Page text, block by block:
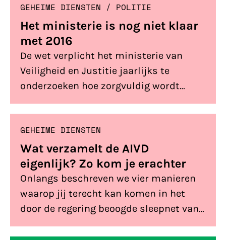
jaren succesvol te besturen. Bits of
Freedom, Internet Society Nederland,
Kennisland, Netwerk Democratie, Open
State Foundation en Waag Society
geven daarom in de volgende brief vijf
adviezen aan het nieuwe kabinet om de
GEHEIME DIENSTEN / POLITIE
Het ministerie is nog niet klaar
met 2016
De wet verplicht het ministerie van
Veiligheid en Justitie jaarlijks te
onderzoeken hoe zorgvuldig wordt
omgesprongen met de landelijke
database waarin de gegevens van alle
telefoon- en internet­gebruikers zijn
opgeslagen. Die audits laten altijd zien
dat er wel wat schort.
GEHEIME DIENSTEN
Wat verzamelt de AIVD
eigenlijk? Zo kom je erachter
Onlangs beschreven we vier manieren
waarop jij terecht kan komen in het
door de regering beoogde sleepnet van
de geheime diensten. Deze voorbeelden